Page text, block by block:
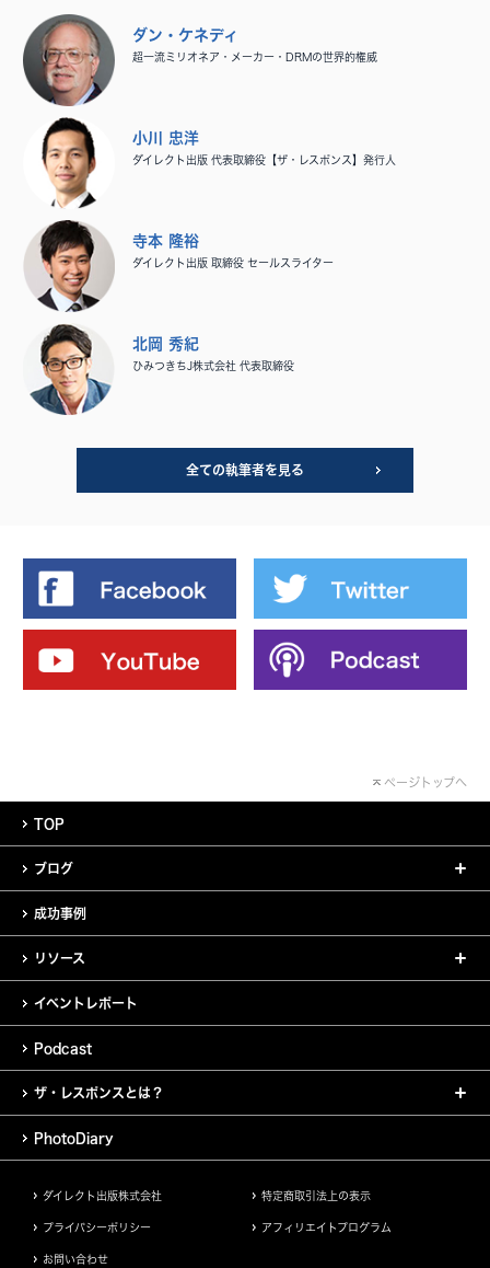
ダン・ケネディ
超一流ミリオネア・メーカー・DRMの世界的権威
小川 忠洋
ダイレクト出版 代表取締役【ザ・レスポンス】発行人
寺本 隆裕
ダイレクト出版 取締役 セールスライター
北岡 秀紀
ひみつきちJ株式会社 代表取締役
全ての執筆者を見る
ページトップへ
TOP
ブログ
成功事例
リソース
イベントレポート
Podcast
ザ・レスポンスとは？
PhotoDiary
ダイレクト出版株式会社 特定商取引法上の表示
プライバシーポリシー アフィリエイトプログラム
お問い合わせ